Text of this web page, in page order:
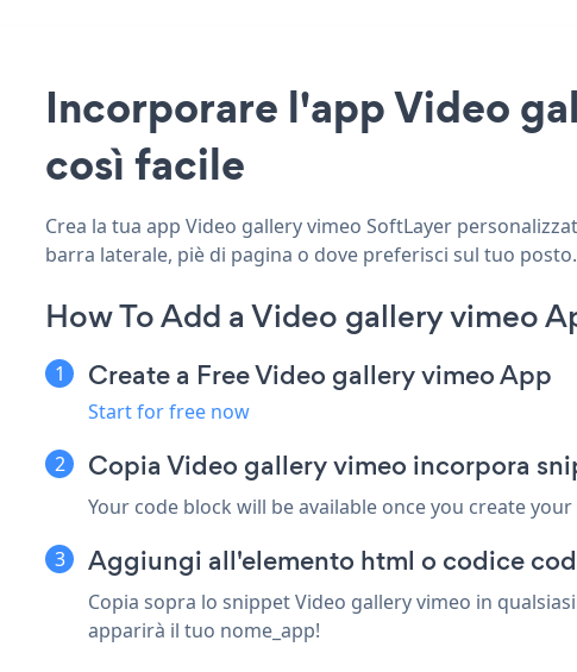
Incorporare l'app Video
così facile
Crea la tua app Video gallery vimeo SoftLayer
barra laterale, piè di pagina o dove preferisci sul tuo posto.
How To Add a Video gallery vimeo
Create a Free Video gallery vimeo App
Start for free now
Copia Video gallery vimeo incorpora
Your code block will be available once you create your
Aggiungi all'elemento html o codice
Copia sopra lo snippet Video gallery vimeo in
apparirà il tuo nome_app!